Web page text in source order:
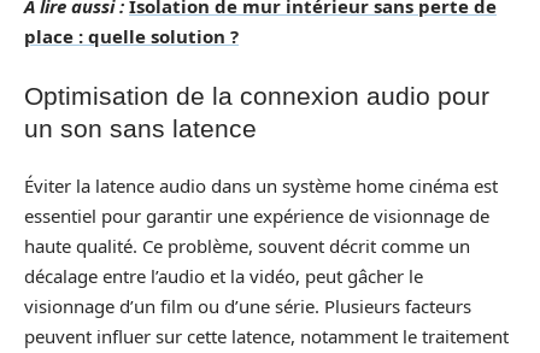
A lire aussi : Isolation de mur intérieur sans perte de
place : quelle solution ?
Optimisation de la connexion audio pour
un son sans latence
Éviter la latence audio dans un système home cinéma est
essentiel pour garantir une expérience de visionnage de
haute qualité. Ce problème, souvent décrit comme un
décalage entre l’audio et la vidéo, peut gâcher le
visionnage d’un film ou d’une série. Plusieurs facteurs
peuvent influer sur cette latence, notamment le traitement